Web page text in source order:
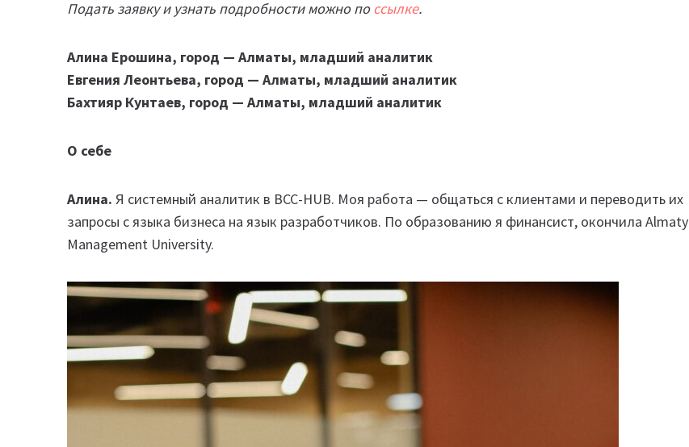
Подать заявку и узнать подробности можно поссылке.
Алина Ерошина, город — Алматы, младший аналитик
Евгения Леонтьева, город — Алматы, младший аналитик
Бахтияр Кунтаев, город — Алматы, младший аналитик
О себе
Алина. Я системный аналитик в BCC-HUB. Моя работа — общаться с клиентами и переводить их
запросы с языка бизнеса на язык разработчиков. По образованию я финансист, окончила Almaty
Management University.